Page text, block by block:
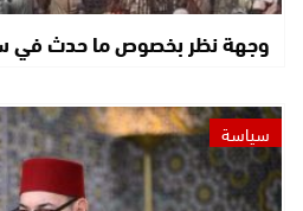
وجهة نظر بخصوص ما حدث في
سياسة